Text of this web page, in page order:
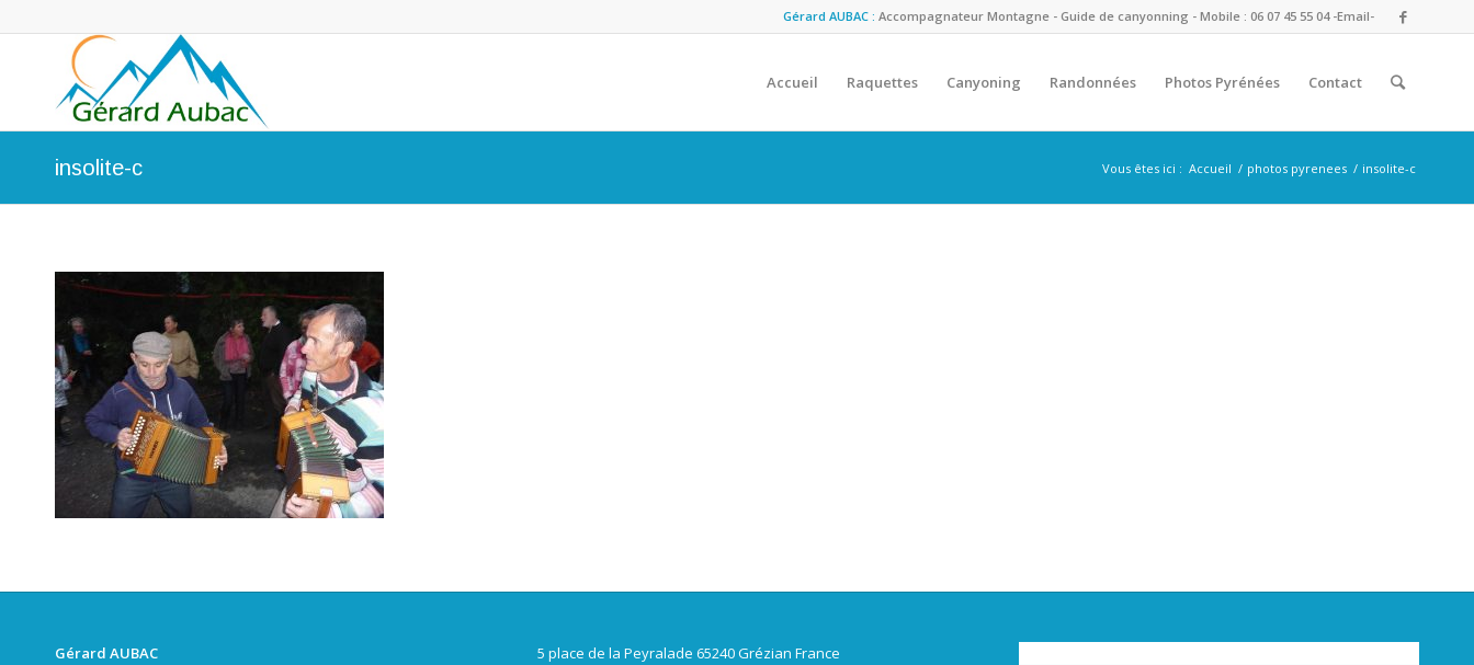
Gérard AUBAC : Accompagnateur Montagne - Guide de canyonning - Mobile : 06 07 45 55 04 -Email-
Accueil Raquettes Canyoning Randonnées Photos Pyrénées Contact
insolite-c Vous êtes ici : Accueil / photos pyrenees / insolite-c
Gérard AUBAC
5 place de la Peyralade 65240 Grézian France